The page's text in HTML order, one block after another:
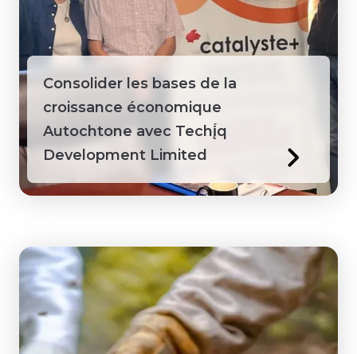
Consolider les bases de la
croissance économique
Autochtone avec Techį́q
Development Limited